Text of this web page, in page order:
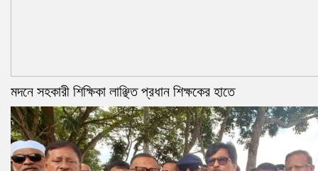
মদনে সহকারী শিক্ষিকা লাঞ্ছিত প্রধান শিক্ষকের হাতে